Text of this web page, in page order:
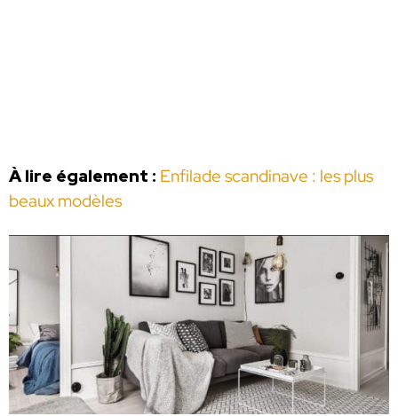
À lire également : Enfilade scandinave : les plus
beaux modèles